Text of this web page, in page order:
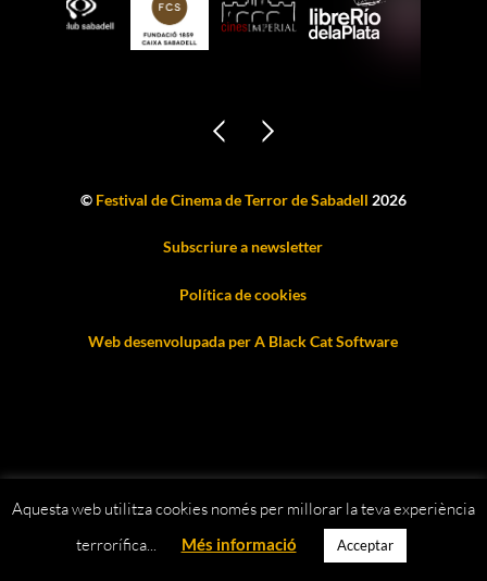
© Festival de Cinema de Terror de Sabadell 2026
Subscriure a newsletter
Política de cookies
Web desenvolupada per A Black Cat Software
Aquesta web utilitza cookies només per millorar la teva experiència
terrorífica...
Més informació Acceptar